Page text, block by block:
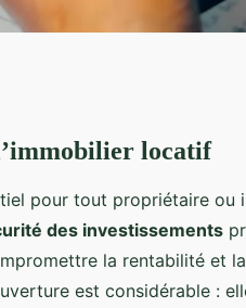
!
locatif
pour tout propriétaire ou
des investissements
la rentabilité et la
est considérable :